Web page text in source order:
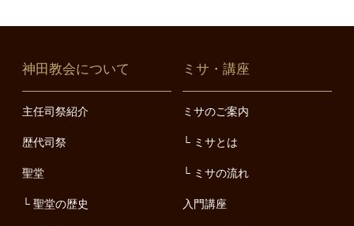
神田教会について
主任司祭紹介
歴代司祭
聖堂
聖堂の歴史
ミサ・講座
ミサのご案内
ミサとは
ミサの流れ
入門講座